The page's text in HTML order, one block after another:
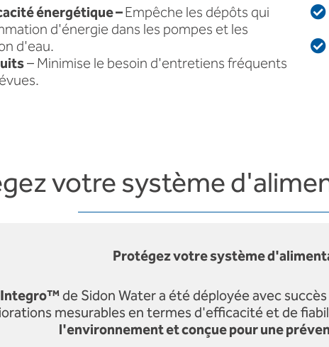
énergétique –Empêche les dépôts qui
d'énergie dans les pompes et les
d'eau.
– Minimise le besoin d'entretiens fréquents
votre système
Protégez votre système
Integro™de Sidon Water a été déployée avec
mesurables en termes d'efficacité et de
l'environnement et conçue pour une